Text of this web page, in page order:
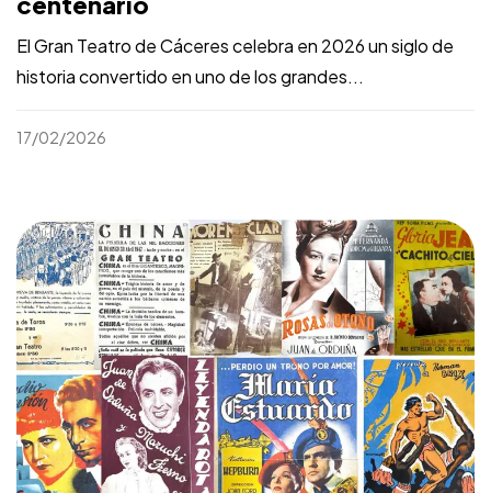
El Gran Teatro de Cáceres celebra en 2026 un siglo de
historia convertido en uno de los grandes...
17/02/2026